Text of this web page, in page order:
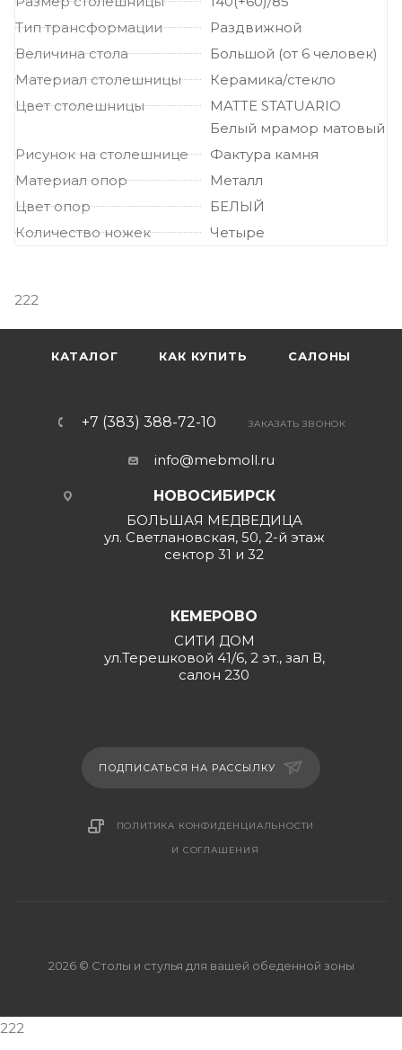
Тип трансформации
Раздвижной
Величина стола
Большой (от 6 человек)
Материал столешницы
Керамика/стекло
Цвет столешницы
MATTE STATUARIO
Белый мрамор матовый
Рисунок на столешнице
Фактура камня
Материал опор
Металл
Цвет опор
БЕЛЫЙ
Количество ножек
Четыре
222
КАТАЛОГ КАК КУПИТЬ САЛОНЫ
+7 (383) 388-72-10 ЗАКАЗАТЬ ЗВОНОК
info@mebmoll.ru
НОВОСИБИРСК
БОЛЬШАЯ МЕДВЕДИЦА
ул. Светлановская, 50, 2-й этаж
сектор 31 и 32
КЕМЕРОВО
СИТИ ДОМ
ул.Терешковой 41/6, 2 эт., зал В,
салон 230
ПОДПИСАТЬСЯ НА РАССЫЛКУ
ПОЛИТИКА КОНФИДЕНЦИАЛЬНОСТИ
И СОГЛАШЕНИЯ
2026 © Столы и стулья для вашей обеденной зоны
222